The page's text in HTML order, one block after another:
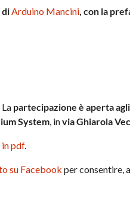
diArduino Mancini, con la
La partecipazione è aperta
System, invia Ghiarola
in pdf.
su Facebook per consentire,